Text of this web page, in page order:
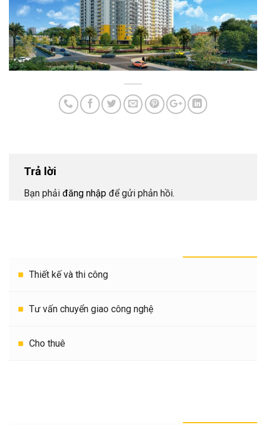
Trả lời
Bạn phải đăng nhập để gửi phản hồi.
Thiết kế và thi công
Tư vấn chuyển giao công nghệ
Cho thuê